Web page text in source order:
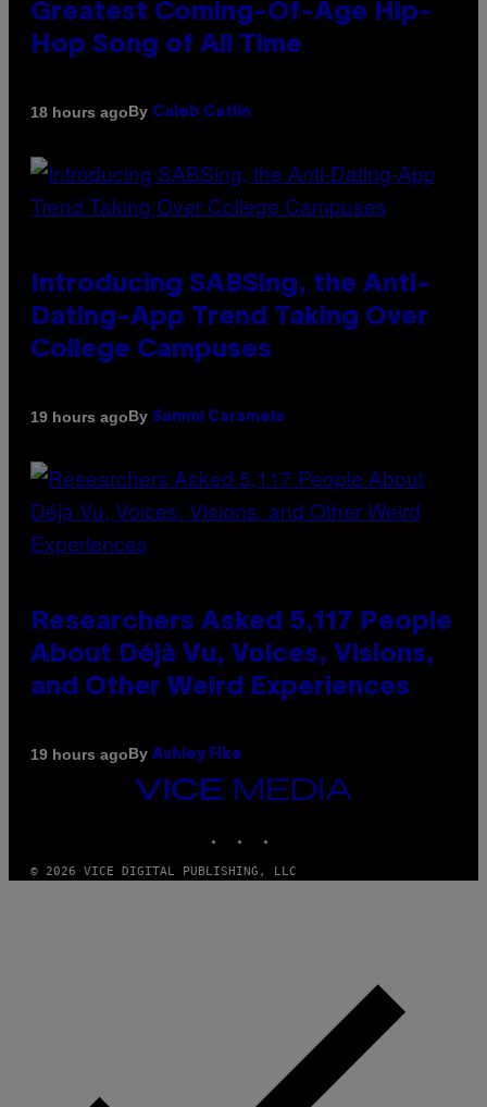
Greatest Coming-Of-Age Hip-
Hop Song of All Time
18 hours agoBy Caleb Catlin
Introducing SABSing, the Anti-
Dating-App Trend Taking Over
College Campuses
19 hours agoBy Sammi Caramela
Researchers Asked 5,117 People
About Déjà Vu, Voices, Visions,
and Other Weird Experiences
19 hours agoBy Ashley Fike
VICE
© 2026 VICE DIGITAL PUBLISHING, LLC